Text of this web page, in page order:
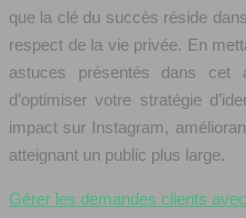
que la clé du succès réside
respect de la vie privée. En
astuces présentés dans cet
d’optimiser votre stratégie
impact sur Instagram,
atteignant un public plus large.
Gérer les demandes clients